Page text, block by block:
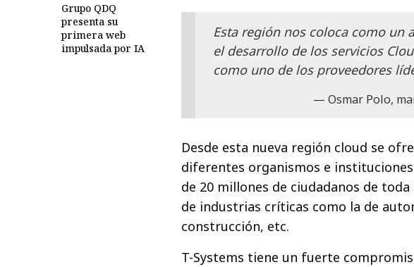
Grupo QDQ
presenta su
primera web
impulsada por IA
Esta región nos coloca como un
el desarrollo de los servicios
como uno de los proveedores
Osmar Polo,
Desde esta nueva región cloud se
diferentes organismos e
de 20 millones de ciudadanos de
de industrias críticas como la de
construcción, etc.
T-Systems tiene un fuerte